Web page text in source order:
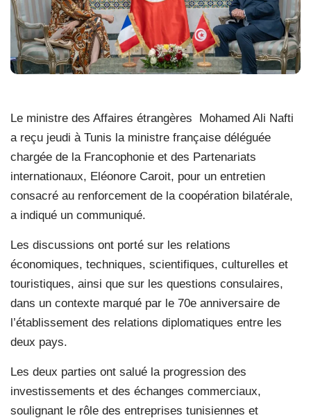
Le ministre des Affaires étrangères Mohamed Ali Nafti
a reçu jeudi à Tunis la ministre française déléguée
chargée de la Francophonie et des Partenariats
internationaux, Eléonore Caroit, pour un entretien
consacré au renforcement de la coopération bilatérale,
a indiqué un communiqué.
Les discussions ont porté sur les relations
économiques, techniques, scientifiques, culturelles et
touristiques, ainsi que sur les questions consulaires,
dans un contexte marqué par le 70e anniversaire de
l’établissement des relations diplomatiques entre les
deux pays.
Les deux parties ont salué la progression des
investissements et des échanges commerciaux,
soulignant le rôle des entreprises tunisiennes et